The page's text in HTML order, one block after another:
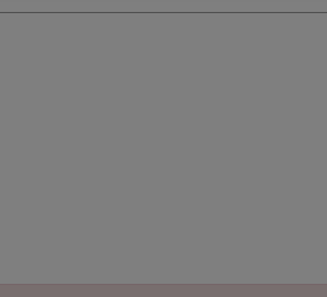
Italian (Italy)